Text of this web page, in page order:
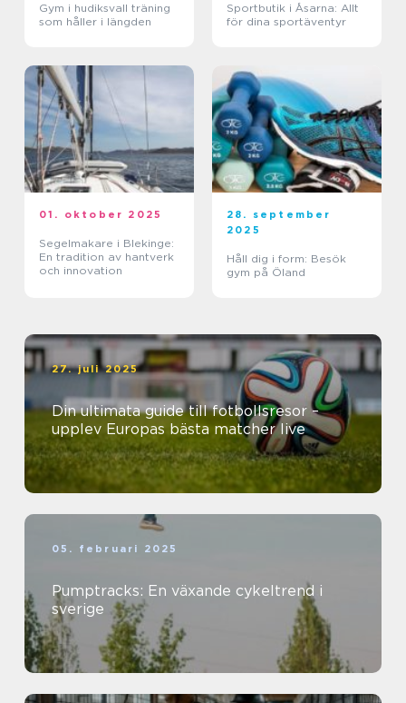
Gym i hudiksvall träning
som håller i längden
Sportbutik i Åsarna: Allt
för dina sportäventyr
01. oktober 2025
Segelmakare i Blekinge:
En tradition av hantverk
och innovation
28. september
2025
Håll dig i form: Besök
gym på Öland
27. juli 2025
Din ultimata guide till fotbollsresor –
upplev Europas bästa matcher live
05. februari 2025
Pumptracks: En växande cykeltrend i
sverige